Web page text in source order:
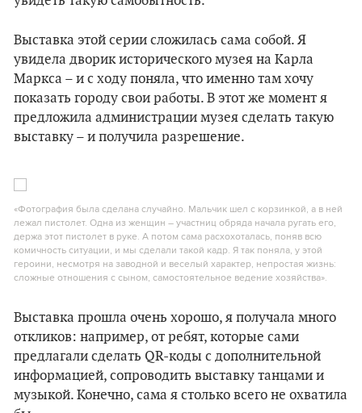
Выставка этой серии сложилась сама собой. Я
увидела дворик исторического музея на Карла
Маркса – и с ходу поняла, что именно там хочу
показать городу свои работы. В этот же момент я
предложила администрации музея сделать такую
выставку – и получила разрешение.
«Фотография была сделана случайно. Мальчик шел с корзинкой, а в ней
лежал пистолет. Одна из женщин – участниц обряда начала ругать его,
держа этот пистолет в руке. А потом сама расхохоталась, поняв всю
комичность ситуации, и мы сделали такой кадр. Я так поняла, у этой
героини, несмотря на заводной и веселый характер, непростая жизнь:
сложные отношения с сыном, самостоятельное ведение хозяйства».
Выставка прошла очень хорошо, я получала много
откликов: например, от ребят, которые сами
предлагали сделать QR-коды с дополнительной
информацией, сопроводить выставку танцами и
музыкой. Конечно, сама я столько всего не охватила